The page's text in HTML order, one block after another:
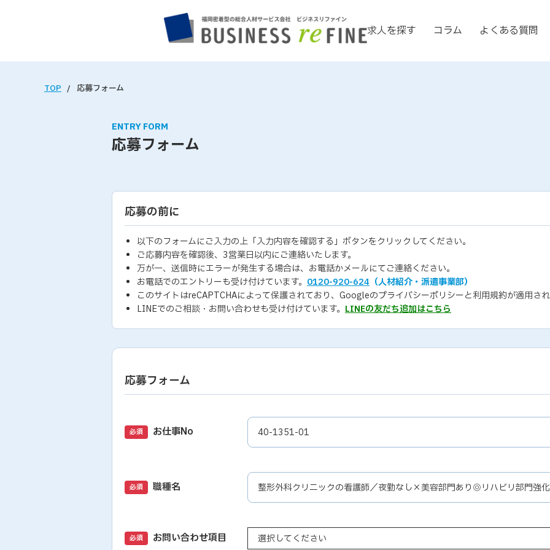
求人を探す コラム よくある質問
TOP 応募フォーム
ENTRY FORM
応募フォーム
応募の前に
以下のフォームにご入力の上「入力内容を確認する」ボタンをクリックしてください。
ご応募内容を確認後、3営業日以内にご連絡いたします。
万が一、送信時にエラーが発生する場合は、お電話かメールにてご連絡ください。
お電話でのエントリーも受け付けています。 0120-920-624 （人材紹介・派遣事業部）
このサイトはreCAPTCHAによって保護されており、Googleのプライバシーポリシーと利用規約が適用さ
LINEでのご相談・お問い合わせも受け付けています。 LINEの友だち追加はこちら
応募フォーム
必須 お仕事No
必須 職種名
必須 お問い合わせ項目